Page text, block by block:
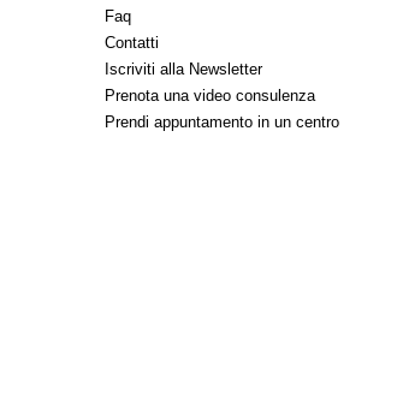
Faq
Contatti
Iscriviti alla Newsletter
Prenota una video consulenza
Prendi appuntamento in un centro